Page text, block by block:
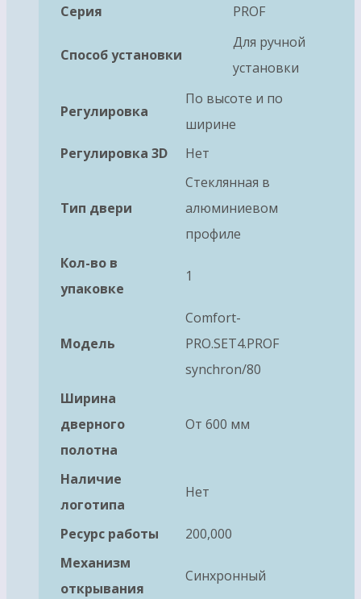
Серия
PROF
Способ установки
Для ручной
установки
Регулировка
По высоте и по
ширине
Регулировка 3D
Нет
Тип двери
Стеклянная в
алюминиевом
профиле
Кол-во в
упаковке
1
Модель
Comfort-
PRO.SET4.PROF
synchron/80
Ширина
дверного
полотна
От 600 мм
Наличие
логотипа
Нет
Ресурс работы
200,000
Механизм
открывания
Синхронный